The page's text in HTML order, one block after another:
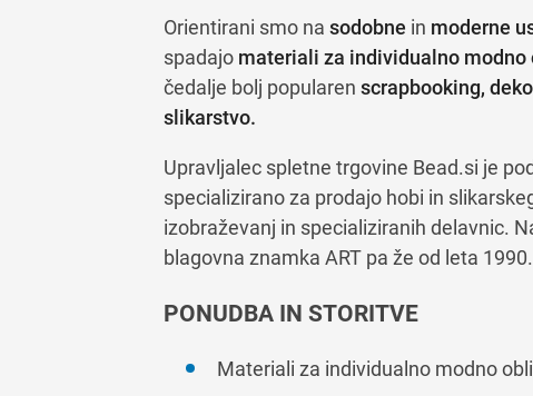
Orientirani smo na sodobne in moderne
spadajo materiali za individualno
čedalje bolj popularen scrapbooking,
slikarstvo.
Upravljalec spletne trgovine Bead.si je
specializirano za prodajo hobi in
izobraževanj in specializiranih delavnic.
blagovna znamka ART pa že od leta 1990.
PONUDBA IN STORITVE
Materiali za individualno modno